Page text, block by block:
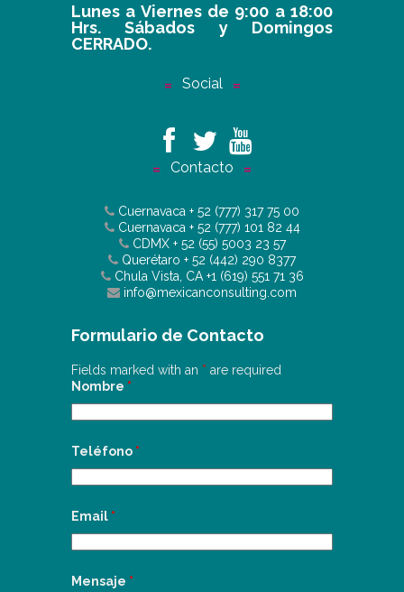
Lunes a Viernes de 9:00 a 18:00
Hrs. Sábados y Domingos
CERRADO.
Social
Contacto
Cuernavaca + 52 (777) 317 75 00
Cuernavaca + 52 (777) 101 82 44
CDMX + 52 (55) 5003 23 57
Querétaro + 52 (442) 290 8377
Chula Vista, CA+1 (619) 551 71 36
info@mexicanconsulting.com
Formulario de Contacto
Fields marked with an * are required
Nombre *
Teléfono *
Email *
Mensaje *